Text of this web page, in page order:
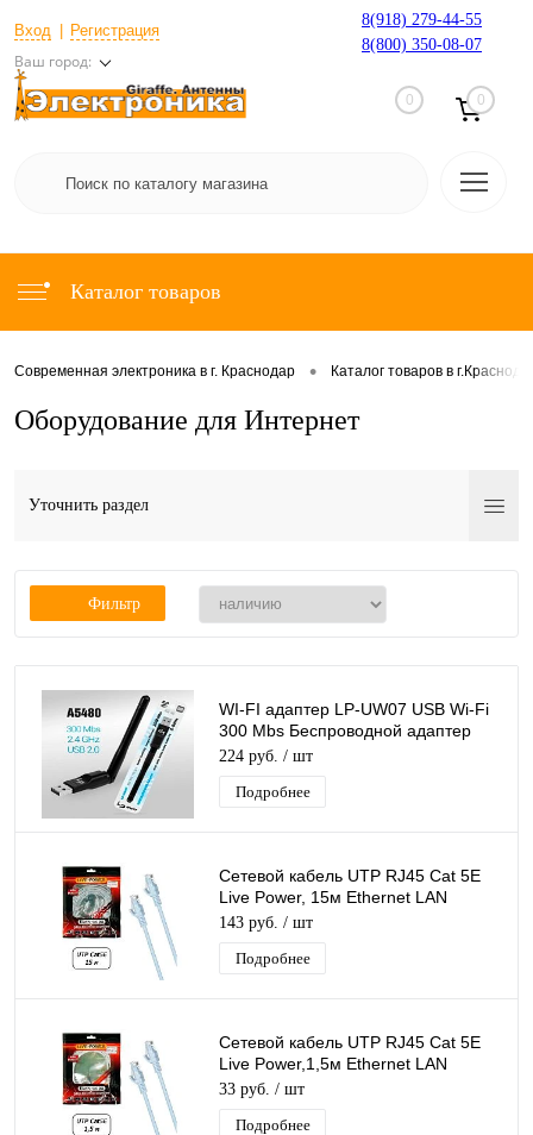
Вход Регистрация
Ваш город:
8(918) 279-44-55
8(800) 350-08-07
0 0
Каталог товаров
Современная электроника в г. Краснодар • Каталог товаров в
Оборудование для Интернет
Уточнить раздел
Фильтр
WI-FI адаптер LP-UW07 USB Wi-Fi
300 Mbs Беспроводной адаптер
Донгл с антенной MTK7601
224 руб. / шт
Подробнее
Сетевой кабель UTP RJ45 Cat 5E
Live Power, 15м Ethernet LAN
кабель патчкорд 8-жильный шнур
RJ45-RJ45
143 руб. / шт
Подробнее
Сетевой кабель UTP RJ45 Cat 5E
Live Power,1,5м Ethernet LAN
кабель патчкорд 8-жильный шнур
RJ45-RJ45
33 руб. / шт
Подробнее